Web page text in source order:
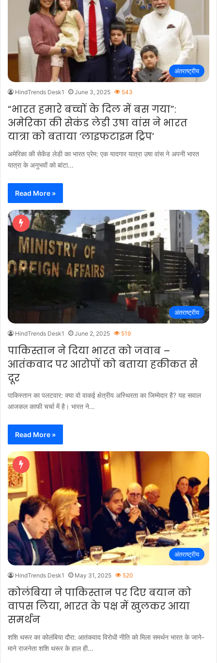
अंतराष्ट्रीय
HindTrends Desk1 June 3, 2025 543
“भारत हमारे बच्चों के दिल में बस गया”:
अमेरिका की सेकंड लेडी उषा वांस ने भारत
यात्रा को बताया ‘लाइफटाइम ट्रिप’
अमेरिका की सेकेंड लेडी का भारत प्रेम: एक यादगार यात्रा उषा वांस ने अपनी भारत
यात्रा के अनुभवों को बांटा…
Read More »
अंतराष्ट्रीय
HindTrends Desk1 June 2, 2025 519
पाकिस्तान ने दिया भारत को जवाब –
आतंकवाद पर आरोपों को बताया हकीकत से
दूर
पाकिस्तान का पलटवार: क्या वो वाकई क्षेत्रीय अस्थिरता का जिम्मेदार है? यह सवाल
आजकल काफी चर्चा में है। भारत ने…
Read More »
अंतराष्ट्रीय
HindTrends Desk1 May 31, 2025 520
कोलंबिया ने पाकिस्तान पर दिए बयान को
वापस लिया, भारत के पक्ष में खुलकर आया
समर्थन
शशि थरूर का कोलंबिया दौरा: आतंकवाद विरोधी नीति को मिला समर्थन भारत के जाने-
माने राजनेता शशि थरूर के हाल ही…